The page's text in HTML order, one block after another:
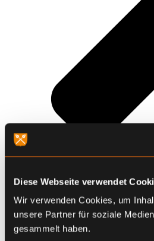
Diese Webseite verwendet
Wir verwenden Cookies, um
unsere Partner für soziale
gesammelt haben.